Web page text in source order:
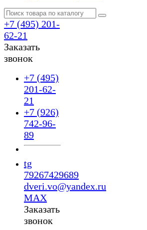
+7 (495) 201-
62-21
Заказать
звонок
+7 (495)
201-62-
21
+7 (926)
742-96-
89
tg
79267429689
dveri.vo@yandex.ru
MAX
Заказать
звонок